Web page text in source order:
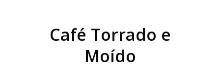
Café Torrado e
Moído